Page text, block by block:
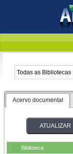
Acervo documental
Biblioteca